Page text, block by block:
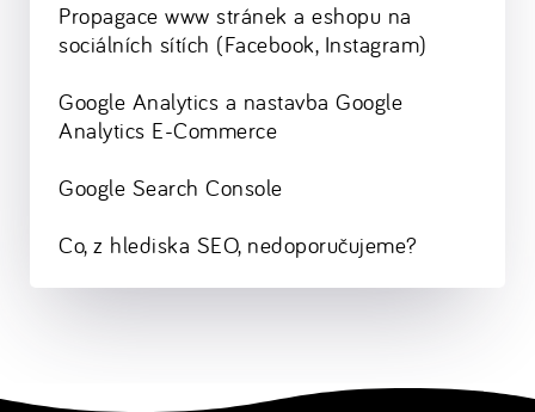
Propagace www stránek a eshopu na
sociálních sítích (Facebook, Instagram)
Google Analytics a nastavba Google
Analytics E-Commerce
Google Search Console
Co, z hlediska SEO, nedoporučujeme?